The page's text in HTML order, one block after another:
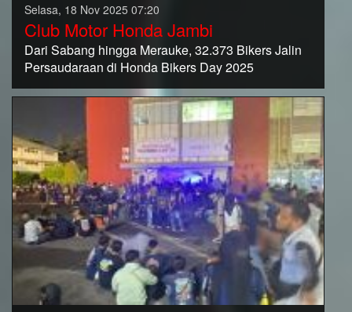
Selasa, 18 Nov 2025 07:20
Club Motor Honda Jambi
Dari Sabang hingga Merauke, 32.373 Bikers Jalin
Persaudaraan di Honda Bikers Day 2025